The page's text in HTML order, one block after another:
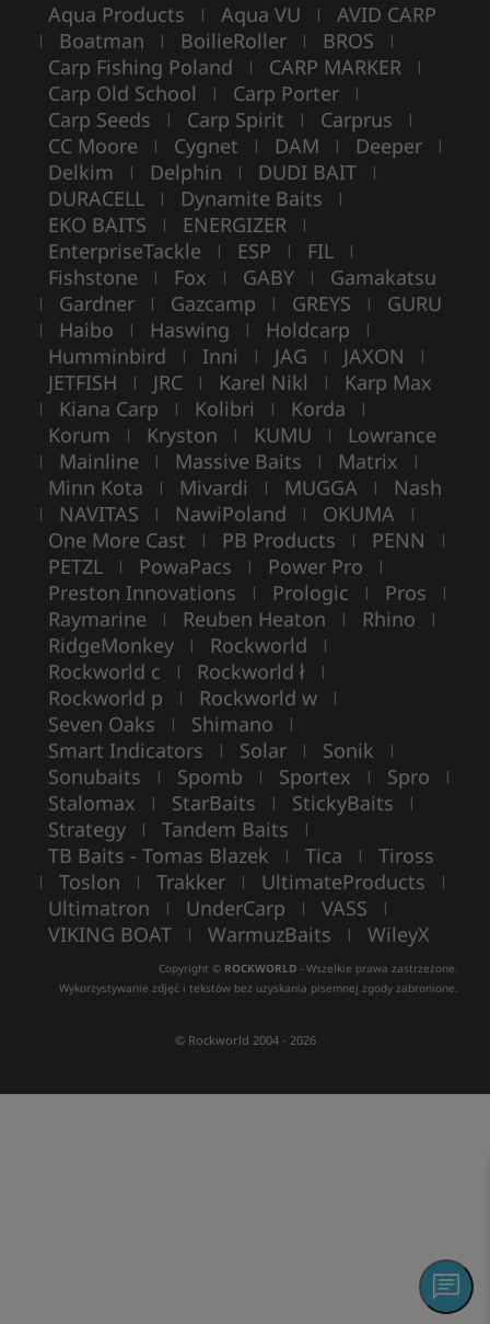
Aqua Products | Aqua VU | AVID CARP
| Boatman | BoilieRoller | BROS |
Carp Fishing Poland | CARP MARKER |
Carp Old School | Carp Porter |
Carp Seeds | Carp Spirit | Carprus |
CC Moore | Cygnet | DAM | Deeper |
Delkim | Delphin | DUDI BAIT |
DURACELL | Dynamite Baits |
EKO BAITS | ENERGIZER |
EnterpriseTackle | ESP | FIL |
Fishstone | Fox | GABY | Gamakatsu
| Gardner | Gazcamp | GREYS | GURU
| Haibo | Haswing | Holdcarp |
Humminbird | Inni | JAG | JAXON |
JETFISH | JRC | Karel Nikl | Karp Max
| Kiana Carp | Kolibri | Korda |
Korum | Kryston | KUMU | Lowrance
| Mainline | Massive Baits | Matrix |
Minn Kota | Mivardi | MUGGA | Nash
| NAVITAS | NawiPoland | OKUMA |
One More Cast | PB Products | PENN |
PETZL | PowaPacs | Power Pro |
Preston Innovations | Prologic | Pros |
Raymarine | Reuben Heaton | Rhino |
RidgeMonkey | Rockworld |
Rockworld c | Rockworld ł |
Rockworld p | Rockworld w |
Seven Oaks | Shimano |
Smart Indicators | Solar | Sonik |
Sonubaits | Spomb | Sportex | Spro |
Stalomax | StarBaits | StickyBaits |
Strategy | Tandem Baits |
TB Baits - Tomas Blazek | Tica | Tiross
| Toslon | Trakker | UltimateProducts |
Ultimatron | UnderCarp | VASS |
VIKING BOAT | WarmuzBaits | WileyX
Copyright © ROCKWORLD - Wszelkie prawa zastrzeżone.
Wykorzystywanie zdjęć i tekstów bez uzyskania pisemnej zgody zabronione.
© Rockworld 2004 - 2026